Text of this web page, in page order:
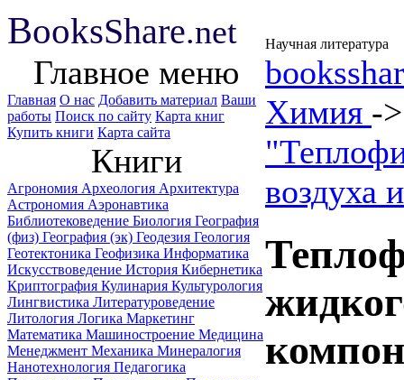
BooksShare.net Научная литература
Главное меню
Главная О нас Добавить материал Ваши
работы Поиск по сайту Карта книг
Купить книги Карта сайта
Книги
Агрономия Археология Архитектура
Астрономия Аэронавтика
Библиотековедение Биология География
(физ) География (эк) Геодезия Геология
Геотектоника Геофизика Информатика
Искусствоведение История Кибернетика
Криптография Кулинария Культурология
Лингвистика Литературоведение
Литология Логика Маркетинг
Математика Машиностроение Медицина
Менеджмент Механика Минералогия
Нанотехнология Педагогика
Химия -
воздуха